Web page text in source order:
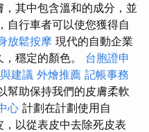
其中包含溫和的成分，並
自行車者可以使您獲得自
放鬆按摩 現代的自動企業
穩定的顏色。 台胞證申
建議 外燴推薦 記帳事務
幫助保持我們的皮膚柔軟
心 計劃在計劃使用自
以從表皮中去除死皮表